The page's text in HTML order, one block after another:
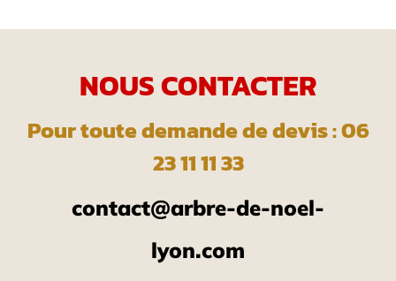
NOUS CONTACTER
Pour toute demande de devis : 06
23 11 11 33
contact@arbre-de-noel-
lyon.com